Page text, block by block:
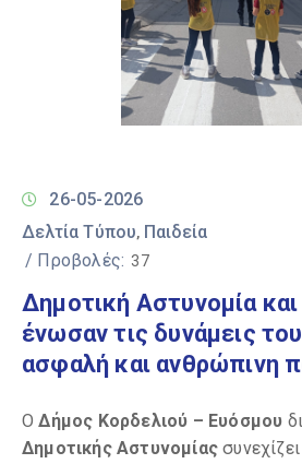
26-05-2026
Δελτία Τύπου‚ Παιδεία
/ Προβολές: 37
Δημοτική Αστυνομία
ένωσαν τις δυνάμεις
ασφαλή και ανθρώπινη
ΟΔήμος Κορδελιού – Ευόσμου
Δημοτικής Αστυνομίας